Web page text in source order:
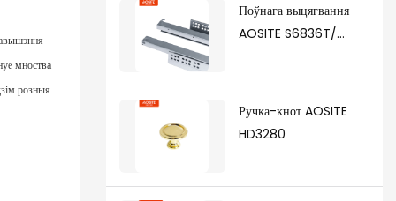
мноства
розныя
можна адкрываць
Поўнага выцягвання
AOSITE S6836T/
мантажным механізмам
Ручка-кнот AOSITE
HD3280